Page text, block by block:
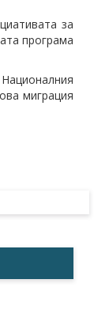
за
програма
миграция